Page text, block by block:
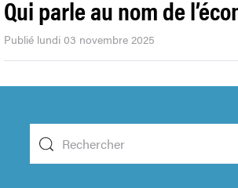
Qui parle au nom de
Publié lundi 03 novembre 2025